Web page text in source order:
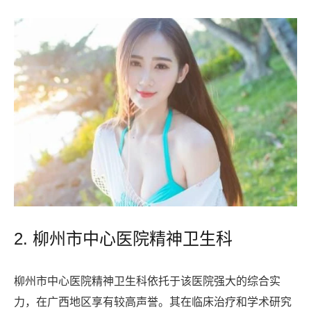
2. 柳州市中心医院精神卫生科
柳州市中心医院精神卫生科依托于该医院强大的综合实
力，在广西地区享有较高声誉。其在临床治疗和学术研究